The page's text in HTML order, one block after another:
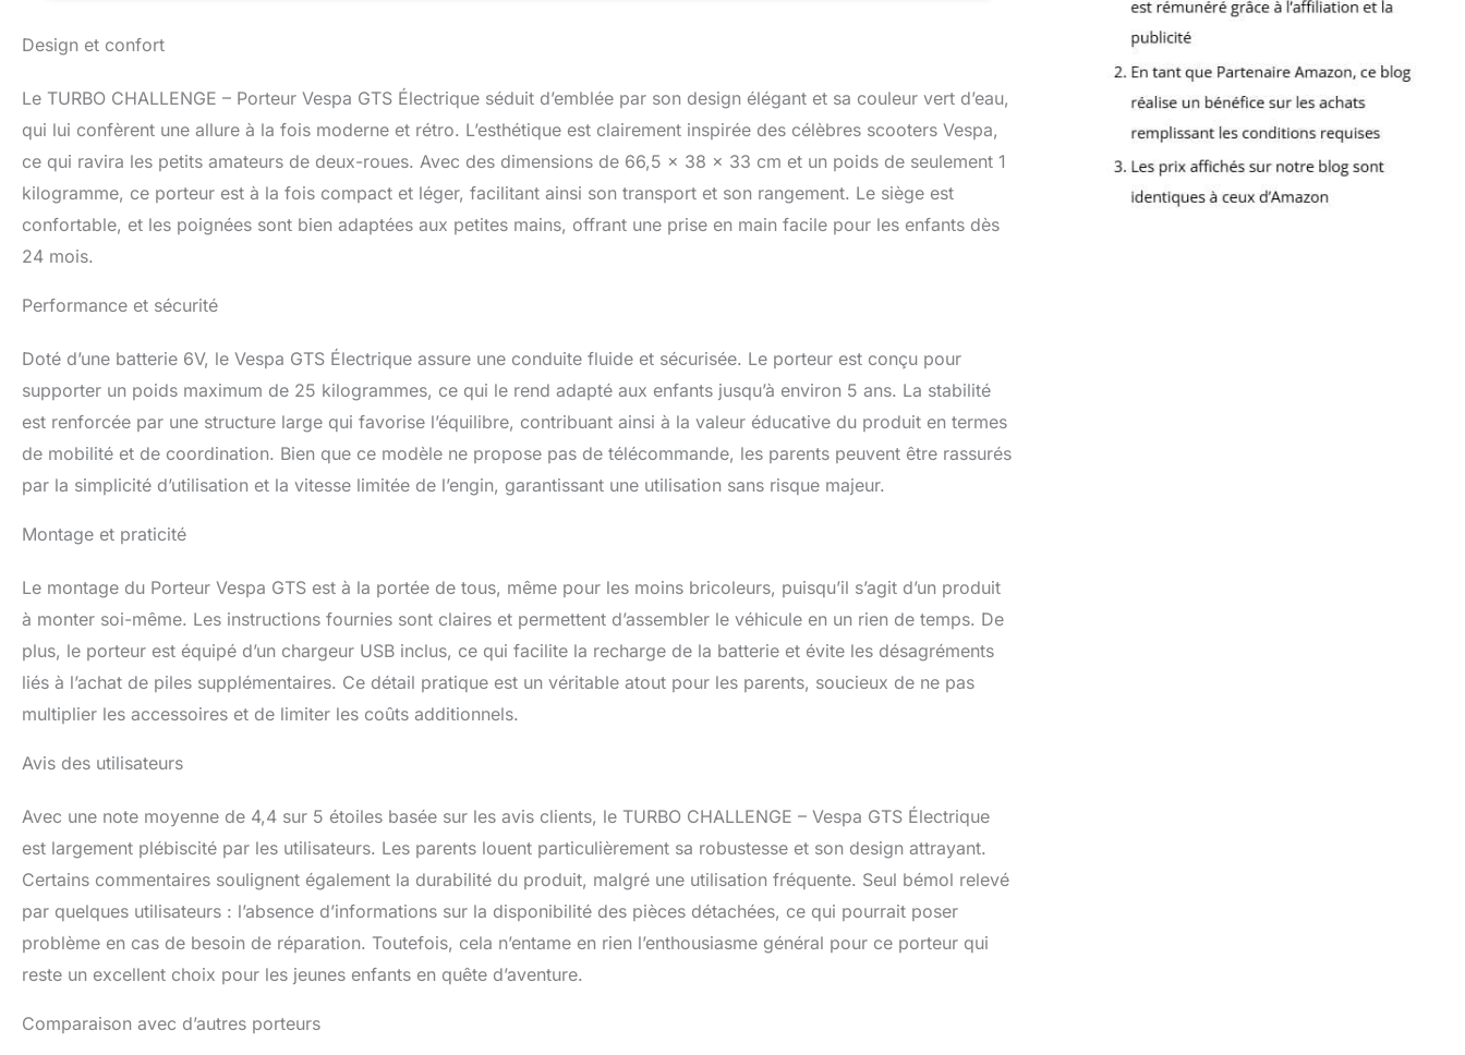
aux petits pilotes.
Design et confort
Le TURBO CHALLENGE – Porteur Vespa GTS Électrique séduit d’emblée par son design élégant et sa couleur vert d’eau,
qui lui confèrent une allure à la fois moderne et rétro. L’esthétique est clairement inspirée des célèbres scooters Vespa,
ce qui ravira les petits amateurs de deux-roues. Avec des dimensions de 66,5 x 38 x 33 cm et un poids de seulement 1
kilogramme, ce porteur est à la fois compact et léger, facilitant ainsi son transport et son rangement. Le siège est
confortable, et les poignées sont bien adaptées aux petites mains, offrant une prise en main facile pour les enfants dès
24 mois.
Performance et sécurité
Doté d’une batterie 6V, le Vespa GTS Électrique assure une conduite fluide et sécurisée. Le porteur est conçu pour
supporter un poids maximum de 25 kilogrammes, ce qui le rend adapté aux enfants jusqu’à environ 5 ans. La stabilité
est renforcée par une structure large qui favorise l’équilibre, contribuant ainsi à la valeur éducative du produit en termes
de mobilité et de coordination. Bien que ce modèle ne propose pas de télécommande, les parents peuvent être rassurés
par la simplicité d’utilisation et la vitesse limitée de l’engin, garantissant une utilisation sans risque majeur.
Montage et praticité
Le montage du Porteur Vespa GTS est à la portée de tous, même pour les moins bricoleurs, puisqu’il s’agit d’un produit
à monter soi-même. Les instructions fournies sont claires et permettent d’assembler le véhicule en un rien de temps. De
plus, le porteur est équipé d’un chargeur USB inclus, ce qui facilite la recharge de la batterie et évite les désagréments
liés à l’achat de piles supplémentaires. Ce détail pratique est un véritable atout pour les parents, soucieux de ne pas
multiplier les accessoires et de limiter les coûts additionnels.
Avis des utilisateurs
Avec une note moyenne de 4,4 sur 5 étoiles basée sur les avis clients, le TURBO CHALLENGE – Vespa GTS Électrique
est largement plébiscité par les utilisateurs. Les parents louent particulièrement sa robustesse et son design attrayant.
Certains commentaires soulignent également la durabilité du produit, malgré une utilisation fréquente. Seul bémol relevé
par quelques utilisateurs : l’absence d’informations sur la disponibilité des pièces détachées, ce qui pourrait poser
problème en cas de besoin de réparation. Toutefois, cela n’entame en rien l’enthousiasme général pour ce porteur qui
reste un excellent choix pour les jeunes enfants en quête d’aventure.
Comparaison avec d’autres porteurs